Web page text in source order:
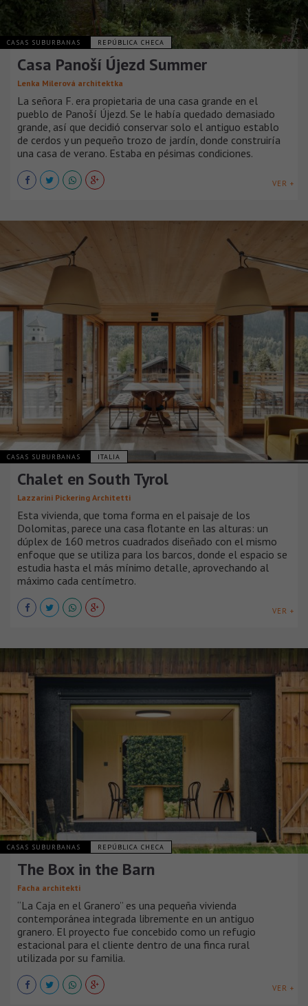
CASAS SUBURBANAS REPÚBLICA CHECA
Casa Panoší Újezd Summer
Lenka Milerová architektka
La señora F. era propietaria de una casa grande en el
pueblo de Panoší Újezd. Se le había quedado demasiado
grande, así que decidió conservar solo el antiguo establo
de cerdos y un pequeño trozo de jardín, donde construiría
una casa de verano. Estaba en pésimas condiciones.
VER +
CASAS SUBURBANAS ITALIA
Chalet en South Tyrol
Lazzarini Pickering Architetti
Esta vivienda, que toma forma en el paisaje de los
Dolomitas, parece una casa flotante en las alturas: un
dúplex de 160 metros cuadrados diseñado con el mismo
enfoque que se utiliza para los barcos, donde el espacio se
estudia hasta el más mínimo detalle, aprovechando al
máximo cada centímetro.
VER +
CASAS SUBURBANAS REPÚBLICA CHECA
The Box in the Barn
Facha architekti
“La Caja en el Granero” es una pequeña vivienda
contemporánea integrada libremente en un antiguo
granero. El proyecto fue concebido como un refugio
estacional para el cliente dentro de una finca rural
utilizada por su familia.
VER +